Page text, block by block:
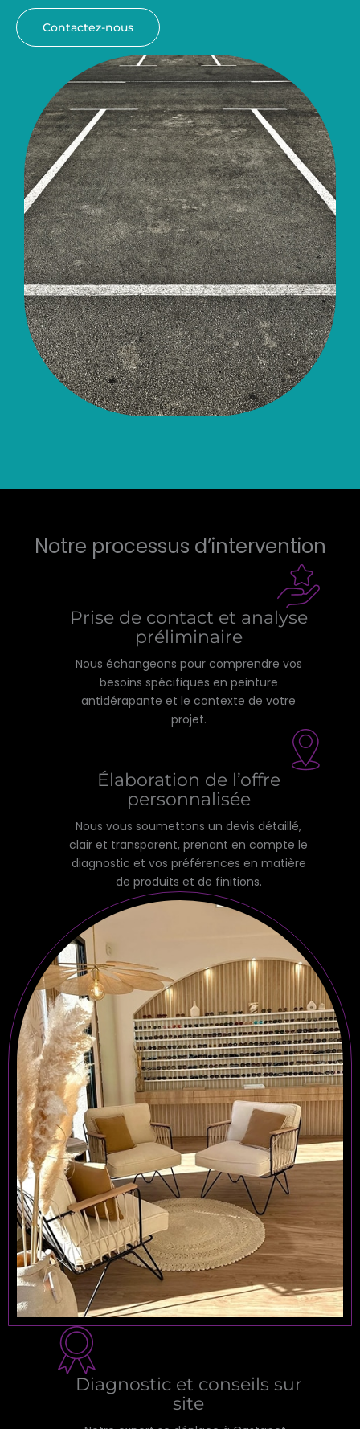
Contactez-nous
Notre processus d’intervention
Prise de contact et analyse
préliminaire
Nous échangeons pour comprendre vos
besoins spécifiques en peinture
antidérapante et le contexte de votre
projet.
Élaboration de l’offre
personnalisée
Nous vous soumettons un devis détaillé,
clair et transparent, prenant en compte le
diagnostic et vos préférences en matière
de produits et de finitions.
Diagnostic et conseils sur
site